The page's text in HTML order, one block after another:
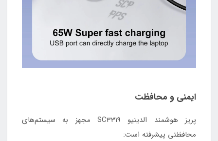
ایمنی و محافظت
پریز هوشمند الدینیو SC3319 مجهز به سیستم‌های
محافظتی پیشرفته است: